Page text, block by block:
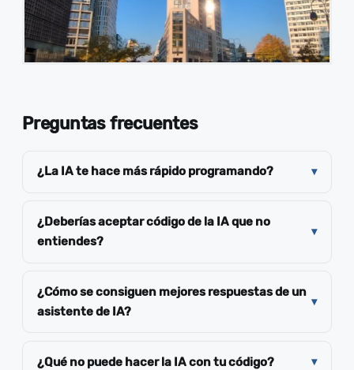
Preguntas frecuentes
¿La IA te hace más rápido programando?
¿Deberías aceptar código de la IA que no
entiendes?
¿Cómo se consiguen mejores respuestas de un
asistente de IA?
¿Qué no puede hacer la IA con tu código?